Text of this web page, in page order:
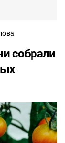
собрали